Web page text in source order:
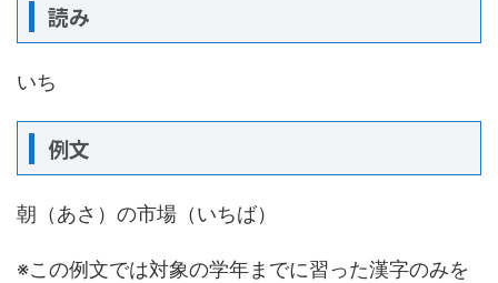
読み
いち
例文
朝（あさ）の市場（いちば）
※この例文では対象の学年までに習った漢字のみを